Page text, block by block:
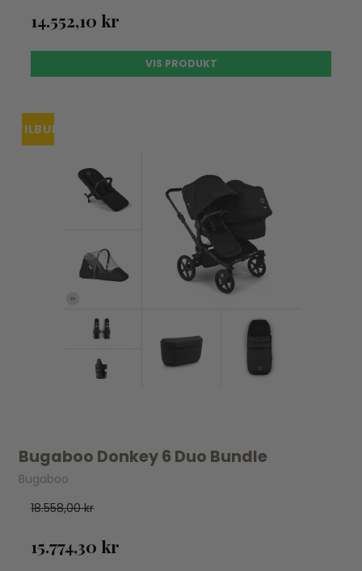
14.552,10 kr
VIS PRODUKT
TILBUD
Bugaboo Donkey 6 Duo Bundle
Bugaboo
18.558,00 kr
15.774,30 kr